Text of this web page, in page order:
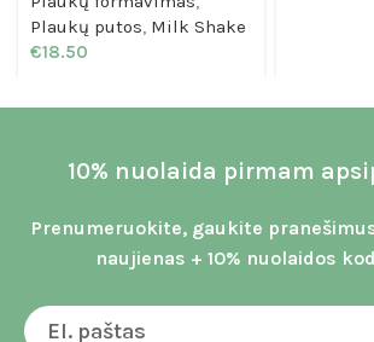
Plaukų putos, Milk Shake
€18.50
10% nuolaida pirmam
Prenumeruokite, gaukite
naujienas + 10% nuolaidos